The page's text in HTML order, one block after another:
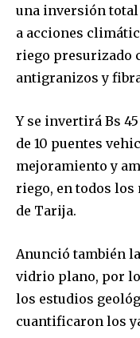
una inversión total
a acciones
riego presurizado
antigranizos y
Y se invertirá Bs
de 10 puentes
mejoramiento y
riego, en todos
de Tarija.
Anunció también
vidrio plano, por lo
los estudios
cuantificaron los